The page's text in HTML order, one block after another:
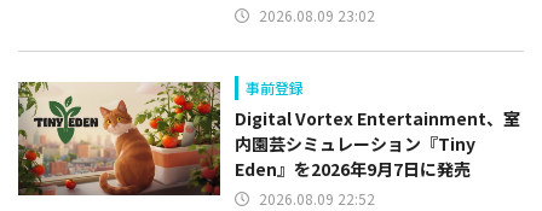
2026.08.09 23:02
事前登録
Digital Vortex Entertainment、室
内園芸シミュレーション『Tiny
Eden』を2026年9月7日に発売
2026.08.09 22:52